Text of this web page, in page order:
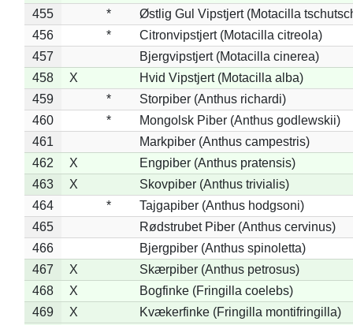
455
*
Østlig Gul Vipstjert (Motacilla
456
*
Citronvipstjert (Motacilla citreola)
457
Bjergvipstjert (Motacilla cinerea)
458
X
Hvid Vipstjert (Motacilla alba)
459
*
Storpiber (Anthus richardi)
460
*
Mongolsk Piber (Anthus godlewskii)
461
Markpiber (Anthus campestris)
462
X
Engpiber (Anthus pratensis)
463
X
Skovpiber (Anthus trivialis)
464
*
Tajgapiber (Anthus hodgsoni)
465
Rødstrubet Piber (Anthus cervinus)
466
Bjergpiber (Anthus spinoletta)
467
X
Skærpiber (Anthus petrosus)
468
X
Bogfinke (Fringilla coelebs)
469
X
Kvækerfinke (Fringilla montifringilla)